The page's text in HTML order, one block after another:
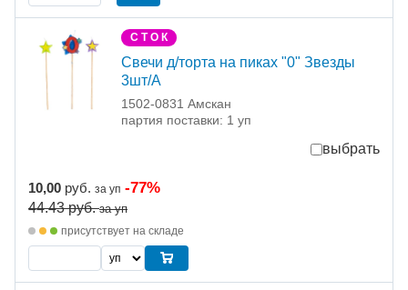
С Т О К
Свечи д/торта на пиках "0" Звезды
3шт/А
1502-0831 Амскан
партия поставки: 1 уп
выбрать
10,00 руб. за уп -77%
44.43руб. за уп
присутствует на складе